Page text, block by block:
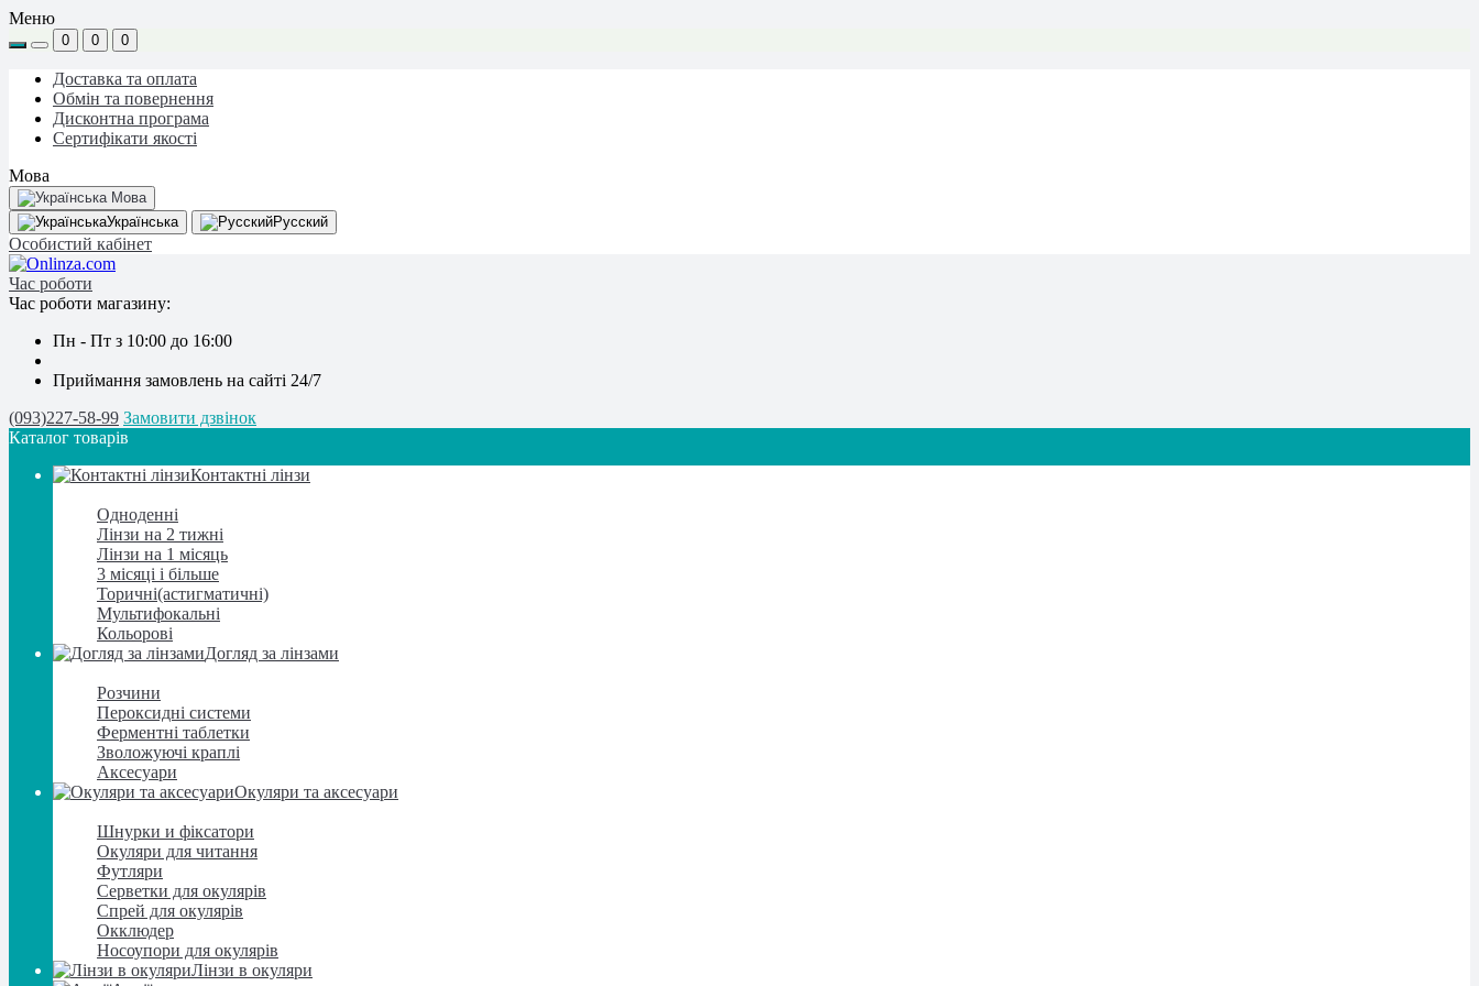
Меню
0 0 0
Доставка та оплата
Обмін та повернення
Дисконтна програма
Сертифікати якості
Мова
Мова
Українська
Русский
Особистий кабінет
Час роботи
Час роботи магазину:
Пн - Пт з 10:00 до 16:00
Приймання замовлень на сайті 24/7
(093)227-58-99 Замовити дзвінок
Каталог товарів
Контактні лінзи
Одноденні
Лінзи на 2 тижні
Лінзи на 1 місяць
3 місяці і більше
Торичні(астигматичні)
Мультифокальні
Кольорові
Догляд за лінзами
Розчини
Пероксидні системи
Ферментні таблетки
Зволожуючі краплі
Аксесуари
Окуляри та аксесуари
Шнурки и фіксатори
Окуляри для читання
Футляри
Серветки для окулярів
Спрей для окулярів
Окклюдер
Носоупори для окулярів
Лінзи в окуляри